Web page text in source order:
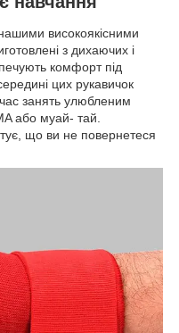
високоякісними
з дихаючих і
комфорт під
цих рукавичок
занять улюбленим
або муай- тай.
що ви не повернетеся